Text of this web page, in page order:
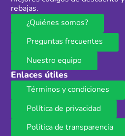
rebajas.
¿Quiénes somos?
Preguntas frecuentes
Nuestro equipo
Enlaces útiles
Términos y condiciones
Política de privacidad
Política de transparencia